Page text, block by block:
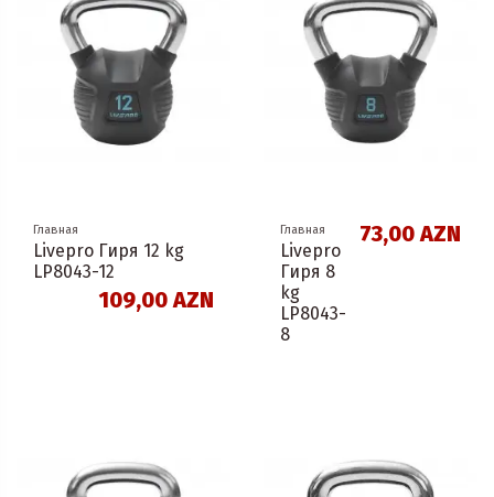
Главная
Livepro Гиря 12 kg
LP8043-12
109,00 AZN
Главная
Livepro
Гиря 8
kg
LP8043-
8
73,00 AZN